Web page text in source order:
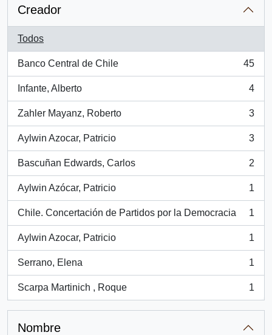
Creador
Todos
Banco Central de Chile
, 45 resultados
45
Infante, Alberto
, 4 resultados
4
Zahler Mayanz, Roberto
, 3 resultados
3
Aylwin Azocar, Patricio
, 3 resultados
3
Bascuñan Edwards, Carlos
, 2 resultados
2
Aylwin Azócar, Patricio
, 1 resultados
1
Chile. Concertación de Partidos por la Democracia
, 1 resultados
1
Aylwin Azocar, Patricio
, 1 resultados
1
Serrano, Elena
, 1 resultados
1
Scarpa Martinich , Roque
, 1 resultados
1
Nombre